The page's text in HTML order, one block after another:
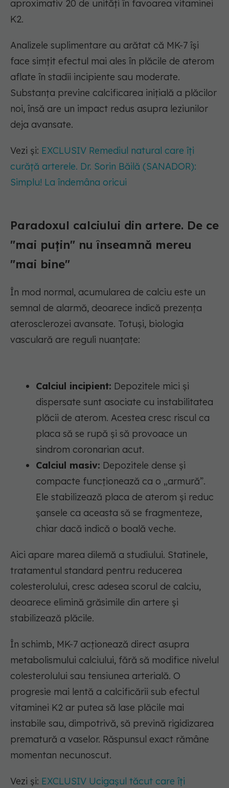
aproximativ 20 de unități în favoarea vitaminei
K2.
Analizele suplimentare au arătat că MK-7 își
face simțit efectul mai ales în plăcile de aterom
aflate în stadii incipiente sau moderate.
Substanța previne calcificarea inițială a plăcilor
noi, însă are un impact redus asupra leziunilor
deja avansate.
Vezi și: EXCLUSIV Remediul natural care îți
curăță arterele. Dr. Sorin Băilă (SANADOR):
Simplu! La îndemâna oricui
Paradoxul calciului din artere. De ce
"mai puțin" nu înseamnă mereu
"mai bine"
În mod normal, acumularea de calciu este un
semnal de alarmă, deoarece indică prezența
aterosclerozei avansate. Totuși, biologia
vasculară are reguli nuanțate:
Calciul incipient: Depozitele mici și
dispersate sunt asociate cu instabilitatea
plăcii de aterom. Acestea cresc riscul ca
placa să se rupă și să provoace un
sindrom coronarian acut.
Calciul masiv: Depozitele dense și
compacte funcționează ca o „armură”.
Ele stabilizează placa de aterom și reduc
șansele ca aceasta să se fragmenteze,
chiar dacă indică o boală veche.
Aici apare marea dilemă a studiului. Statinele,
tratamentul standard pentru reducerea
colesterolului, cresc adesea scorul de calciu,
deoarece elimină grăsimile din artere și
stabilizează plăcile.
În schimb, MK-7 acționează direct asupra
metabolismului calciului, fără să modifice nivelul
colesterolului sau tensiunea arterială. O
progresie mai lentă a calcificării sub efectul
vitaminei K2 ar putea să lase plăcile mai
instabile sau, dimpotrivă, să prevină rigidizarea
prematură a vaselor. Răspunsul exact rămâne
momentan necunoscut.
Vezi și: EXCLUSIV Ucigașul tăcut care îți